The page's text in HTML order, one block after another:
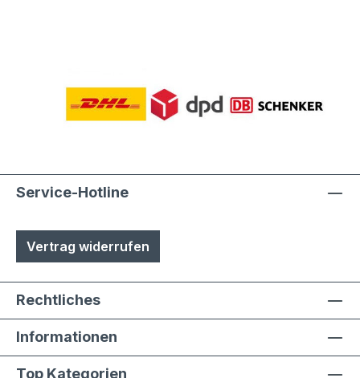
Service-Hotline
Vertrag widerrufen
Rechtliches
Informationen
Top Kategorien